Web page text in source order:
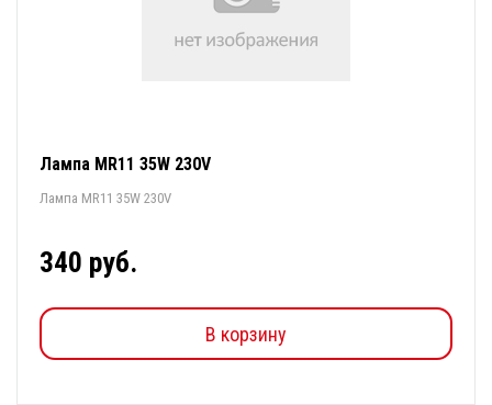
Лампа MR11 35W 230V
Лампа MR11 35W 230V
340 руб.
В корзину